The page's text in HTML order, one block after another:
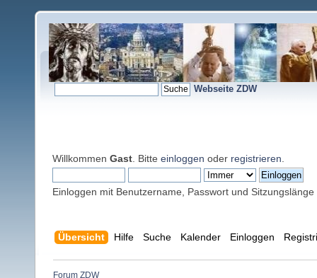
Webseite ZDW
Willkommen Gast . Bitte einloggen oder registrieren
Einloggen mit Benutzername, Passwort und Sitzungslänge
Übersicht Hilfe Suche Kalender Einloggen
Forum ZDW